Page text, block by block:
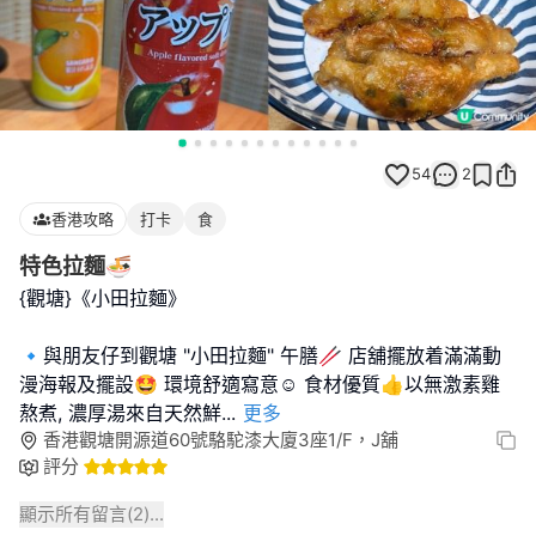
54 2
香港攻略 打卡 食
特色拉麵🍜
{觀塘}《小田拉麵》
🔹️與朋友仔到觀塘 "小田拉麵" 午膳🥢 店舖擺放着滿滿動
漫海報及擺設🤩 環境舒適寫意☺️ 食材優質👍以無激素雞
熬煮, 濃厚湯來自天然鮮... 更多
香港觀塘開源道60號駱駝漆大廈3座1/F，J舖
評分
顯示所有留言(2)...